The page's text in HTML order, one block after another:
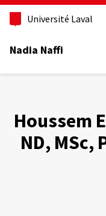
Aller
contenu
Université Laval
Nadia Naffi
Houssem
ND, MSc,